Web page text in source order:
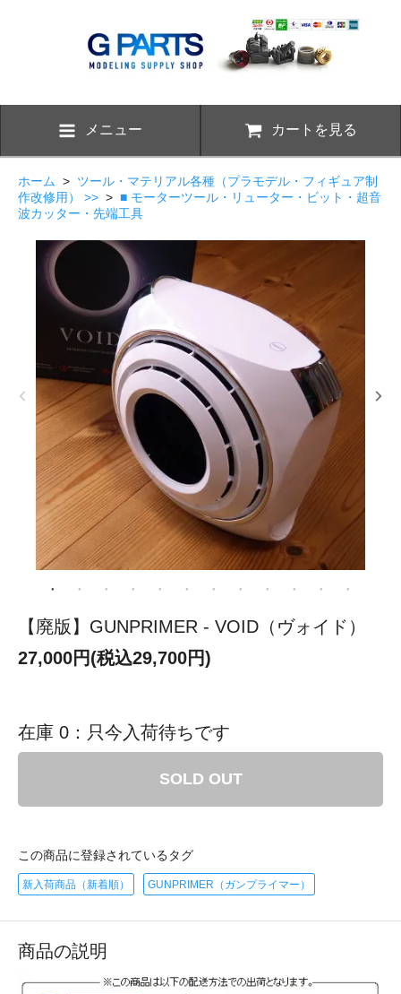
メニュー カートを見る
ホーム > ツール・マテリアル各種（プラモデル・フィギュア制
作改修用） >> > ■ モーターツール・リューター・ビット・超音
波カッター・先端工具
【廃版】GUNPRIMER - VOID（ヴォイド）
27,000円(税込29,700円)
在庫 0：只今入荷待ちです
SOLD OUT
この商品に登録されているタグ
新入荷商品（新着順） GUNPRIMER（ガンプライマー）
商品の説明